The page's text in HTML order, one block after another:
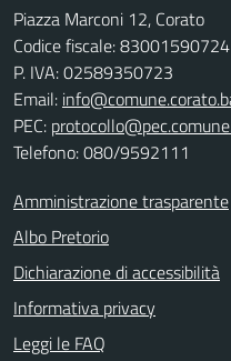
Piazza Marconi 12, Corato
Codice fiscale: 83001590724
P. IVA: 02589350723
Email:
PEC:
Telefono: 080/9592111
Amministrazione trasparente
Albo Pretorio
Dichiarazione di accessibilità
Informativa privacy
Leggi le FAQ